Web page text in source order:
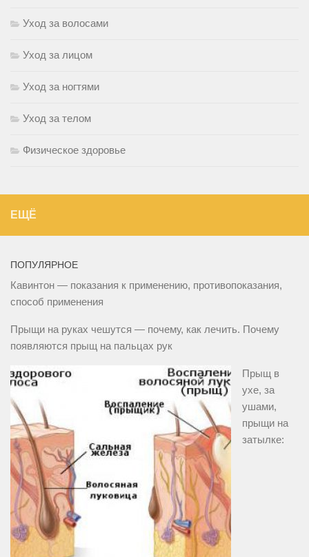
Уход за волосами
Уход за лицом
Уход за ногтями
Уход за телом
Физическое здоровье
ЕЩЁ
ПОПУЛЯРНОЕ
Кавинтон — показания к применению, противопоказания,
способ применения
Прыщи на руках чешутся — почему, как лечить. Почему
появляются прыщ на пальцах рук
Прыщ в
ухе, за
ушами,
прыщи на
затылке: